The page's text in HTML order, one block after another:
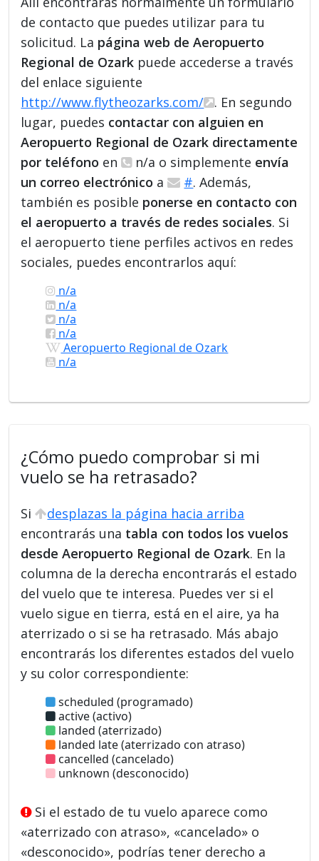
de contacto que puedes utilizar para tu
solicitud. La página web de Aeropuerto
Regional de Ozark puede accederse a través
del enlace siguiente
http://www.flytheozarks.com/
. En segundo
lugar, puedes contactar con alguien en
Aeropuerto Regional de Ozark directamente
por teléfono en n/a o simplemente envía
un correo electrónico a #. Además,
también es posible ponerse en contacto con
el aeropuerto a través de redes sociales. Si
el aeropuerto tiene perfiles activos en redes
sociales, puedes encontrarlos aquí:
n/a
n/a
n/a
n/a
Aeropuerto Regional de Ozark
n/a
¿Cómo puedo comprobar si mi
vuelo se ha retrasado?
Si
desplazas la página hacia arriba
encontrarás una tabla con todos los vuelos
desde Aeropuerto Regional de Ozark. En la
columna de la derecha encontrarás el estado
del vuelo que te interesa. Puedes ver si el
vuelo sigue en tierra, está en el aire, ya ha
aterrizado o si se ha retrasado. Más abajo
encontrarás los diferentes estados del vuelo
y su color correspondiente:
scheduled (programado)
active (activo)
landed (aterrizado)
landed late (aterrizado con atraso)
cancelled (cancelado)
unknown (desconocido)
Si el estado de tu vuelo aparece como
«aterrizado con atraso», «cancelado» o
«desconocido», podrías tener derecho a